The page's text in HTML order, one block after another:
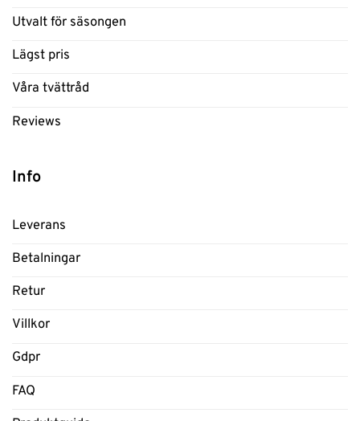
Utvalt för säsongen
Lägst pris
Våra tvättråd
Reviews
Info
Leverans
Betalningar
Retur
Villkor
Gdpr
FAQ